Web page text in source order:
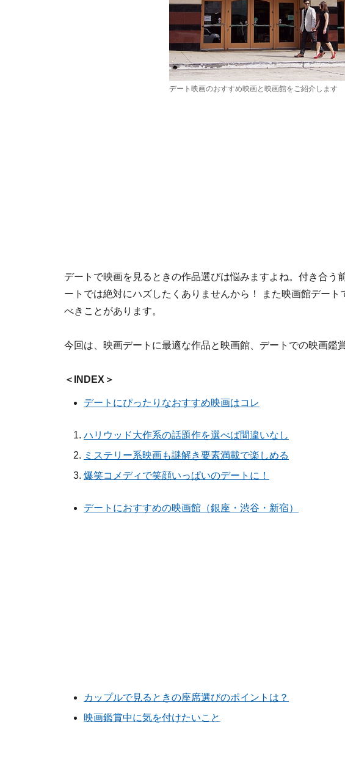
デート映画のおすすめ映画と映画館をご紹介します
デートで映画を見るときの作品選びは悩みますよね。付き合う
ートでは絶対にハズしたくありませんから！ また映画館デー
べきことがあります。
今回は、映画デートに最適な作品と映画館、デートでの映画鑑
＜INDEX＞
デートにぴったりなおすすめ映画はコレ
ハリウッド大作系の話題作を選べば間違いなし
ミステリー系映画も謎解き要素満載で楽しめる
爆笑コメディで笑顔いっぱいのデートに！
デートにおすすめの映画館（銀座・渋谷・新宿）
カップルで見るときの座席選びのポイントは？
映画鑑賞中に気を付けたいこと